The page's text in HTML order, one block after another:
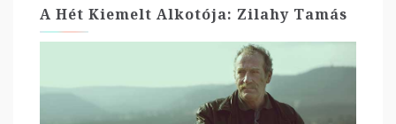
A Hét Kiemelt Alkotója: Zilahy Tamás